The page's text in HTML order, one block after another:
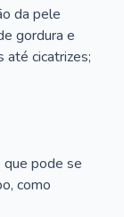
da pele
gordura e
até cicatrizes;
que pode se
como